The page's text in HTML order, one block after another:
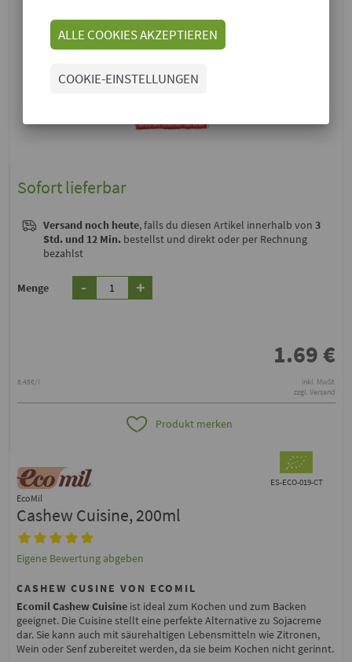
Sofort lieferbar
Versand noch heute, falls du diesen Artikel innerhalb von3
Std. und 12 Min. bestellst und direkt oder per Rechnung
bezahlst
Menge - +
1.69€
8.45€/l
inkl. MwSt.
zzgl. Versand
Produkt merken
ES-ECO-019-CT
EcoMil
Cashew Cuisine, 200ml
Eigene Bewertung abgeben
CASHEW CUSINE VON ECOMIL
Ecomil Cashew Cuisineist ideal zum Kochen und zum Backen
geeignet. Die Cuisine stellt eine perfekte Alternative zu Sojacreme
dar. Sie kann auch mit säurehaltigen Lebensmitteln wie Zitronen,
Wein oder Senf zubereitet werden, da sie beim Kochen nicht gerinnt.
ALLE COOKIES AKZEPTIEREN
COOKIE-EINSTELLUNGEN